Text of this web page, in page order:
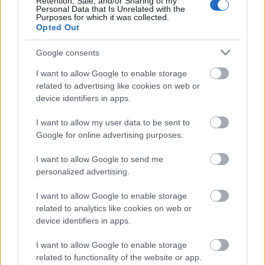
Personal Data that Is Unrelated with the
Purposes for which it was collected.
Opted Out
Google consents
I want to allow Google to enable storage
related to advertising like cookies on web or
device identifiers in apps.
I want to allow my user data to be sent to
Google for online advertising purposes.
I want to allow Google to send me
personalized advertising.
I want to allow Google to enable storage
related to analytics like cookies on web or
device identifiers in apps.
I want to allow Google to enable storage
related to functionality of the website or app.
nem vagy valami nagy VW rajongó meg sem fordult
a fejemben, hogy Csikós (remek)mű és nem
kattintottam rá, gondoltam hagyom mikor kevésbé
leszek fáradt. Na de így már neki is álltam az
olvasásnak . Kellemes estét , minden jót.
16 éve
@bulista:
Dezsővel semmi. Amíg nincs vége a biztosítási
ügynek - és nagyon az elején járok még, és nagyon
utálom - nem tudok egy centit se lépni. Több hetes,
hónapos stagnálásra készülök. Utána lakatolás,
fényezés, összerakás, krómozás, legalizálás. Nyár
Azaz visszaraktam az ülést a sínjébe (nem volt benne
az egyik oldalon), felraktam az új, törésmentes